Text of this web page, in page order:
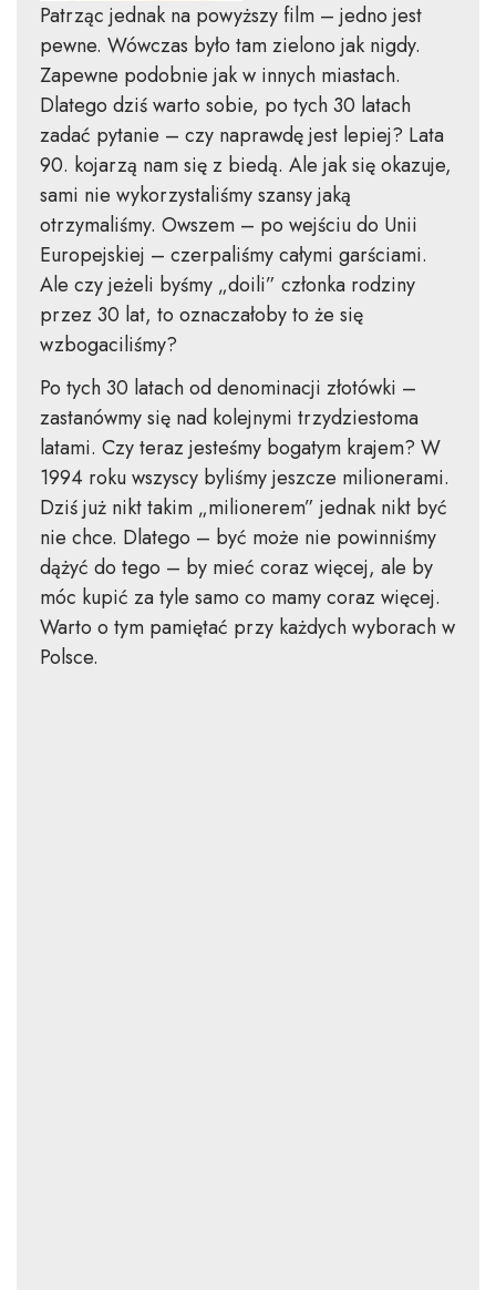
Patrząc jednak na powyższy film – jedno jest
pewne. Wówczas było tam zielono jak nigdy.
Zapewne podobnie jak w innych miastach.
Dlatego dziś warto sobie, po tych 30 latach
zadać pytanie – czy naprawdę jest lepiej? Lata
90. kojarzą nam się z biedą. Ale jak się okazuje,
sami nie wykorzystaliśmy szansy jaką
otrzymaliśmy. Owszem – po wejściu do Unii
Europejskiej – czerpaliśmy całymi garściami.
Ale czy jeżeli byśmy „doili” członka rodziny
przez 30 lat, to oznaczałoby to że się
wzbogaciliśmy?
Po tych 30 latach od denominacji złotówki –
zastanówmy się nad kolejnymi trzydziestoma
latami. Czy teraz jesteśmy bogatym krajem? W
1994 roku wszyscy byliśmy jeszcze milionerami.
Dziś już nikt takim „milionerem” jednak nikt być
nie chce. Dlatego – być może nie powinniśmy
dążyć do tego – by mieć coraz więcej, ale by
móc kupić za tyle samo co mamy coraz więcej.
Warto o tym pamiętać przy każdych wyborach w
Polsce.